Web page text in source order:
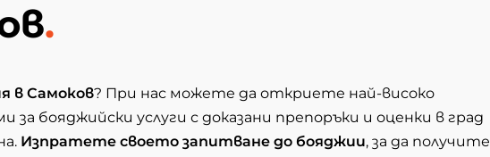
.
в Самоков? При нас можете да откриете най-високо
бояджийски услуги с доказани препоръки и оценки в град
Изпратете своето запитване до бояджии, за да получите